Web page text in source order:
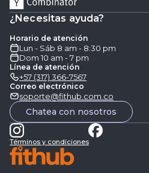
¿Necesitas ayuda?
Horario de atención
Lun - Sáb 8 am - 8:30 pm
Dom 10 am - 7 pm
Línea de atención
+57 (317) 366-7567
Correo electrónico
soporte@fithub.com.co
Chatea con nosotros
Términos y condiciones